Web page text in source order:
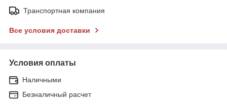
Транспортная компания
Все условия доставки
Условия оплаты
Наличными
Безналичный расчет